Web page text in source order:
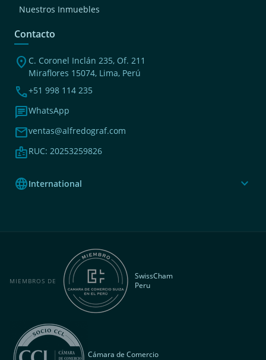
Nuestros Inmuebles
Contacto
location_on C. Coronel Inclán 235, Of. 211
Miraflores 15074, Lima, Perú
phone+51 998 114 235
chatWhatsApp
mailventas@alfredograf.com
badgeRUC: 20253259826
languageInternational expand_more
MIEMBROS DE
SwissCham
Peru
Cámara de Comercio